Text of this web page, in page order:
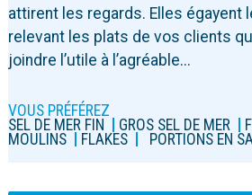
attirent les regards. Elles égayent
relevant les plats de vos clients
joindre l’utile à l’agréable...
VOUS PRÉFÉREZ
SEL DE MER FIN
GROS SEL DE MER
MOULINS
FLAKES PORTIONS EN